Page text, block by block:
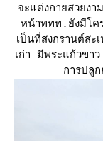
จะแต่งกายสวยงา
หน้าททท.ยังมีโค
เป็นที่สงกรานต์สะ
เก่า มีพระแก้วขา
การปลู